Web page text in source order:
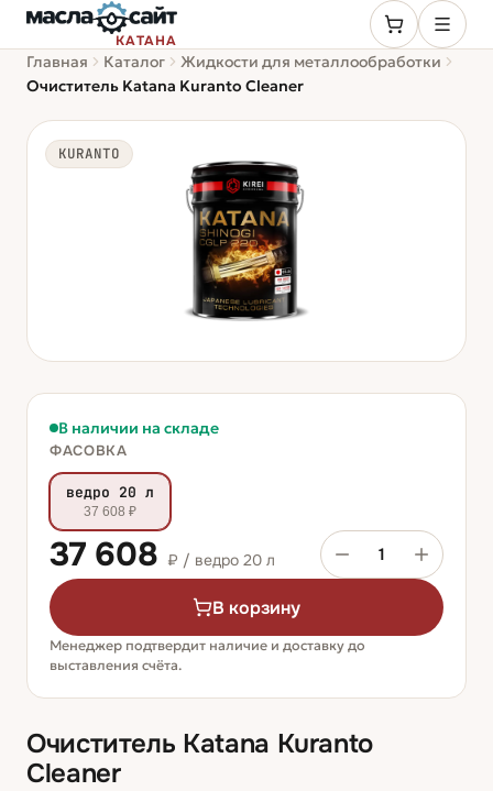
КАТАНА
Главная Каталог
Жидкости для металлообработки
Очиститель Katana Kuranto Cleaner
KURANTO
Очиститель Katana Kuranto
Cleaner
В наличии на складе
ФАСОВКА
ведро 20 л
37 608 ₽
37 608 ₽ / ведро 20 л 1
В корзину
Менеджер подтвердит наличие и доставку до
выставления счёта.